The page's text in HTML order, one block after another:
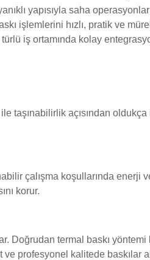
yapısıyla saha
işlemlerini hızlı, pratik ve
iş ortamında kolay
taşınabilirlik açısından
çalışma koşullarında
korur.
Doğrudan termal baskı
profesyonel kalitede baskılar